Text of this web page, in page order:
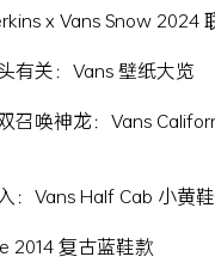
x Vans Snow 2024
有关：Vans 壁纸大览
召唤神龙：Vans
：Vans Half Cab 小黄鞋
2014 复古蓝鞋款